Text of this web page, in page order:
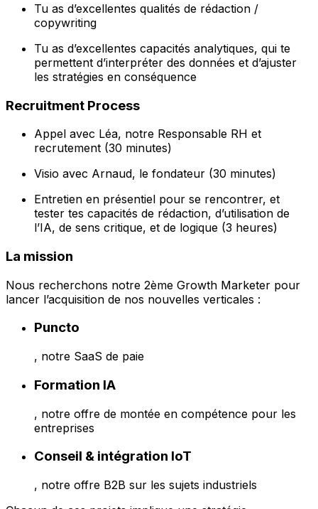
Tu as d’excellentes qualités de rédaction /
copywriting
Tu as d’excellentes capacités analytiques, qui te
permettent d’interpréter des données et d’ajuster
les stratégies en conséquence
Recruitment Process
Appel avec Léa, notre Responsable RH et
recrutement (30 minutes)
Visio avec Arnaud, le fondateur (30 minutes)
Entretien en présentiel pour se rencontrer, et
tester tes capacités de rédaction, d’utilisation de
l’IA, de sens critique, et de logique (3 heures)
La mission
Nous recherchons notre 2ème Growth Marketer pour
lancer l’acquisition de nos nouvelles verticales :
Puncto
, notre SaaS de paie
Formation IA
, notre offre de montée en compétence pour les
entreprises
Conseil & intégration IoT
, notre offre B2B sur les sujets industriels